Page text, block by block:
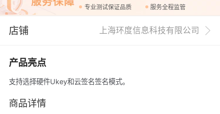
专业测试保证品质
服务全程监管
店铺 上海环度信息科技有限公司
产品亮点
支持选择硬件Ukey和云签名签名模式。
商品详情